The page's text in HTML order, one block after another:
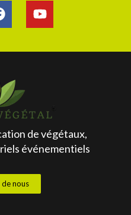
de végétaux,
événementiels
nous